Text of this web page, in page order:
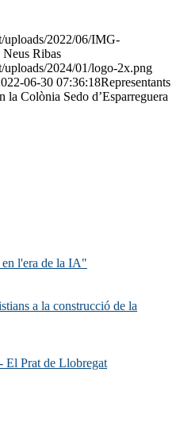
uploads/2022/06/IMG-
Neus Ribas
2024/01/logo-2x.png
06-30 07:36:18Representants
la Colònia Sedo d’Esparreguera
l'era de la IA"
a la construcció de la
El Prat de Llobregat